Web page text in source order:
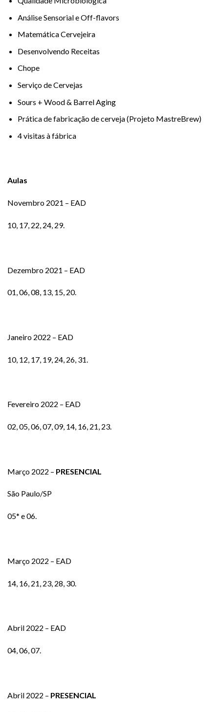
Análise Sensorial e Off-flavors
Matemática Cervejeira
Desenvolvendo Receitas
Chope
Serviço de Cervejas
Sours + Wood & Barrel Aging
Prática de fabricação de cerveja (Projeto MastreBrew)
4 visitas à fábrica
Aulas
Novembro 2021 – EAD
10, 17, 22, 24, 29.
Dezembro 2021 – EAD
01, 06, 08, 13, 15, 20.
Janeiro 2022 – EAD
10, 12, 17, 19, 24, 26, 31.
Fevereiro 2022 – EAD
02, 05, 06, 07, 09, 14, 16, 21, 23.
Março 2022 – PRESENCIAL
São Paulo/SP
05* e 06.
Março 2022 – EAD
14, 16, 21, 23, 28, 30.
Abril 2022 – EAD
04, 06, 07.
Abril 2022 – PRESENCIAL